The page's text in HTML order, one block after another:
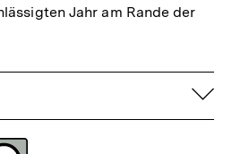
Jahr am Rande der